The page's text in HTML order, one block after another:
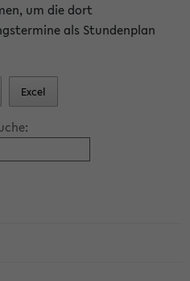
um die dort
als Stundenplan
Excel